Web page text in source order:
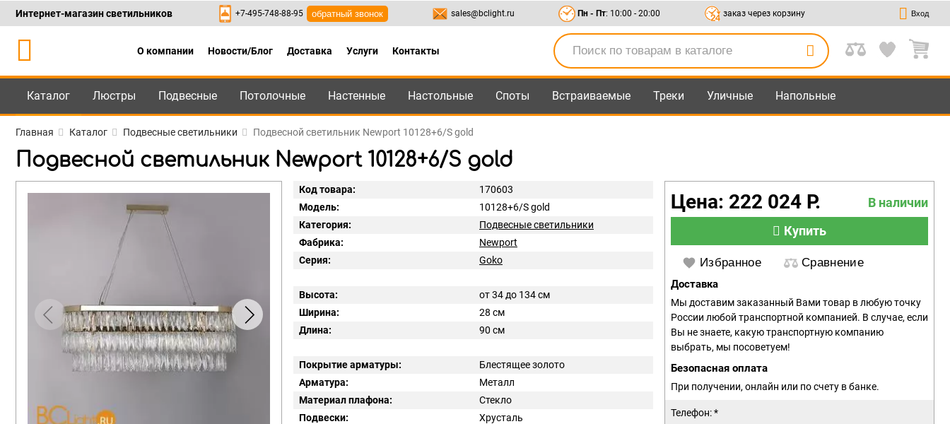
Каталог +7-495-748-88-95 ,8-800-550-95-45 sales@bclight.ru
Интернет-магазин светильников +7-495-748-88-95 обратный звонок sales@bclight.ru Пн - Пт: 10:00 - 20:00 заказ через корзину Вход
О компании Новости/Блог Доставка Услуги Контакты
Каталог Люстры Подвесные Потолочные Настенные Настольные Споты Встраиваемые Треки Уличные Напольные
Главная Каталог Подвесные светильники Подвесной светильник Newport 10128+6/S gold
Подвесной светильник Newport 10128+6/S gold
Код товара:
170603
Модель:
10128+6/S gold
Категория:
Подвесные светильники
Фабрика:
Newport
Серия:
Goko
Высота:
от 34 до 134 см
Ширина:
28 см
Длина:
90 см
Покрытие арматуры:
Блестящее золото
Арматура:
Металл
Материал плафона:
Стекло
Подвески:
Хрусталь
Цена: 222 024 Р.
В наличии
Купить
Избранное Сравнение
Доставка
Мы доставим заказанный Вами товар в любую точку
России любой транспортной компанией. В случае, если
Вы не знаете, какую транспортную компанию
выбрать, мы посоветуем!
Безопасная оплата
При получении, онлайн или по счету в банке.
Телефон: *